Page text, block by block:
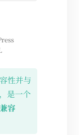
性并与
是一个
容